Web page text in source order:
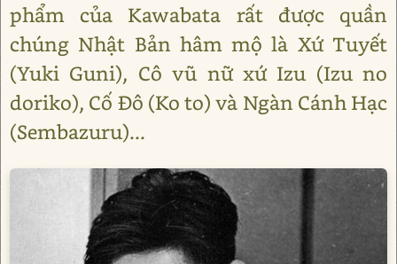
phẩm của Kawabata rất được quần
chúng Nhật Bản hâm mộ là Xứ Tuyết
(Yuki Guni), Cô vũ nữ xứ Izu (Izu no
doriko), Cố Đô (Ko to) và Ngàn Cánh Hạc
(Sembazuru)...